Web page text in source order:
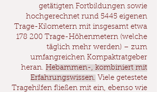
getätigten Fortbildungen sowie
hochgerechnet rund 5445 eigenen
Trage-Kilometern mit insgesamt etwa
178 200 Trage-Höhenmetern (welche
täglich mehr werden) – zum
umfangreichen Kompaktratgeber
heran. Hebammen-, kombiniert mit
Erfahrungswissen. Viele getestete
Tragehilfen fließen mit ein, ebenso wie